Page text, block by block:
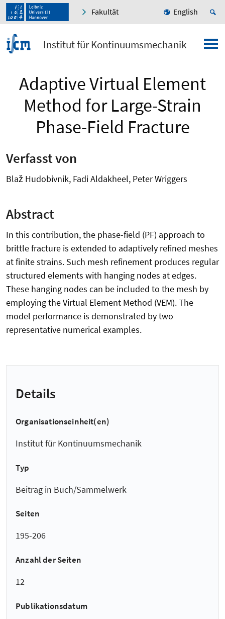
Fakultät English
Institut für Kontinuumsmechanik
Adaptive Virtual Element
Method for Large-Strain
Phase-Field Fracture
Verfasst von
Blaž Hudobivnik, Fadi Aldakheel, Peter Wriggers
Abstract
In this contribution, the phase-field (PF) approach to
brittle fracture is extended to adaptively refined meshes
at finite strains. Such mesh refinement produces regular
structured elements with hanging nodes at edges.
These hanging nodes can be included to the mesh by
employing the Virtual Element Method (VEM). The
model performance is demonstrated by two
representative numerical examples.
Details
Organisationseinheit(en)
Institut für Kontinuumsmechanik
Typ
Beitrag in Buch/Sammelwerk
Seiten
195-206
Anzahl der Seiten
12
Publikationsdatum